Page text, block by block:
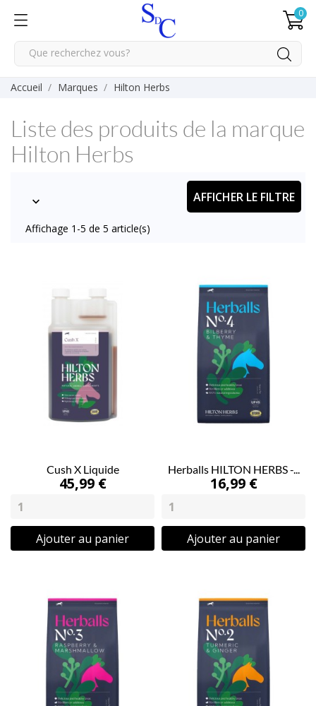
0
Accueil Marques Hilton Herbs
Liste des produits de la marque
Hilton Herbs
 AFFICHER LE FILTRE
Affichage 1-5 de 5 article(s)
Cush X Liquide
45,99 €
Ajouter au panier
Herballs HILTON HERBS -...
16,99 €
Ajouter au panier